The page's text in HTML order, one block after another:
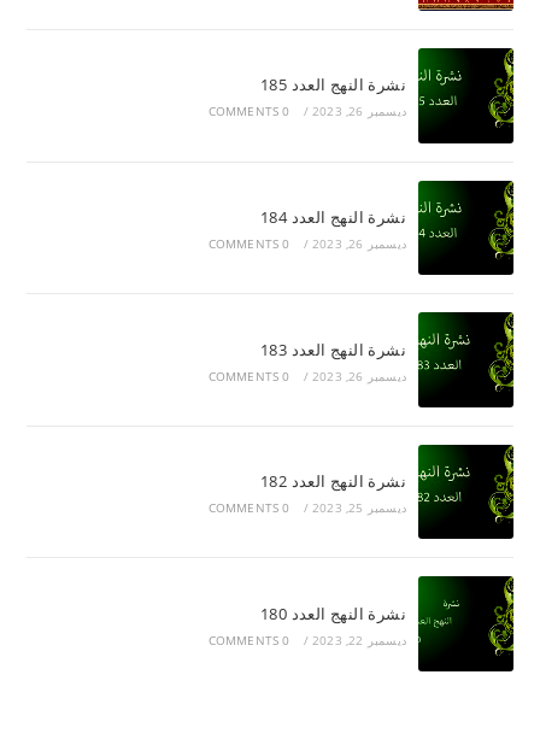
نشرة النهج العدد 185
ديسمبر 26, 2023 /
0 COMMENTS
نشرة النهج العدد 184
ديسمبر 26, 2023 /
0 COMMENTS
نشرة النهج العدد 183
ديسمبر 26, 2023 /
0 COMMENTS
نشرة النهج العدد 182
ديسمبر 25, 2023 /
0 COMMENTS
نشرة النهج العدد 180
ديسمبر 22, 2023 /
0 COMMENTS